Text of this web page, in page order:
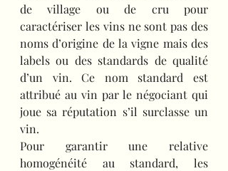
de village ou de cru pour
caractériser les vins ne sont pas des
noms d’origine de la vigne mais des
labels ou des standards de qualité
d’un vin. Ce nom standard est
attribué au vin par le négociant qui
joue sa réputation s’il surclasse un
vin.
Pour garantir une relative
homogénéité au standard, les